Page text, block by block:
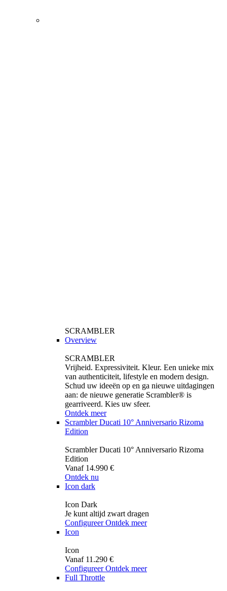
SCRAMBLER
Overview
SCRAMBLER
Vrijheid. Expressiviteit. Kleur. Een unieke mix
van authenticiteit, lifestyle en modern design.
Schud uw ideeën op en ga nieuwe uitdagingen
aan: de nieuwe generatie Scrambler® is
gearriveerd. Kies uw sfeer.
Ontdek meer
Scrambler Ducati 10° Anniversario Rizoma
Edition
Scrambler Ducati 10° Anniversario Rizoma
Edition
Vanaf 14.990 €
Ontdek nu
Icon dark
Icon Dark
Je kunt altijd zwart dragen
Configureer Ontdek meer
Icon
Icon
Vanaf 11.290 €
Configureer Ontdek meer
Full Throttle